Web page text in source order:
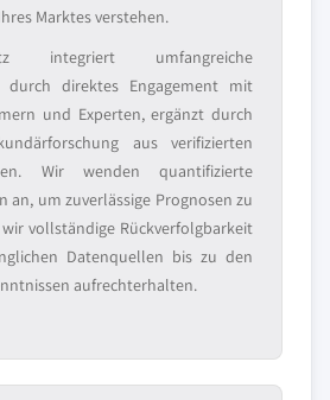
Marktes verstehen.
integriert umfangreiche
durch direktes Engagement mit
und Experten, ergänzt durch
aus verifizierten
Wir wenden quantifizierte
an, um zuverlässige Prognosen zu
vollständige Rückverfolgbarkeit
Datenquellen bis zu den
aufrechterhalten.